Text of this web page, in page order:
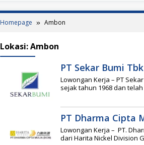
Homepage Ambon
Lokasi:Ambon
PT Sekar Bumi Tbk
Lowongan Kerja – PT
sejak tahun 1968 dan
PT Dharma Cipta
Lowongan Kerja – PT.
dari Harita Nickel Division